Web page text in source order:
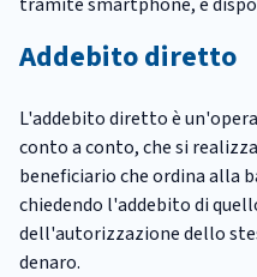
Addebito diretto
L'addebito diretto è
conto a conto, che si
beneficiario che ordina alla
chiedendo l'addebito di
dell'autorizzazione dello
denaro.